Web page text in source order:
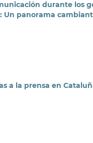
durante los
Un panorama
a la prensa en